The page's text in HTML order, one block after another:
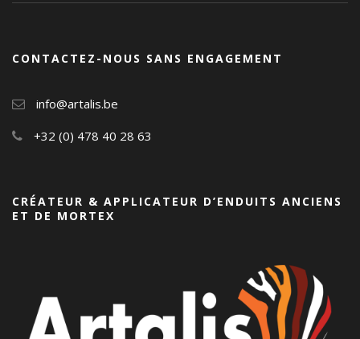
CONTACTEZ-NOUS SANS ENGAGEMENT
info@artalis.be
+32 (0) 478 40 28 63
CRÉATEUR & APPLICATEUR D’ENDUITS ANCIENS
ET DE MORTEX